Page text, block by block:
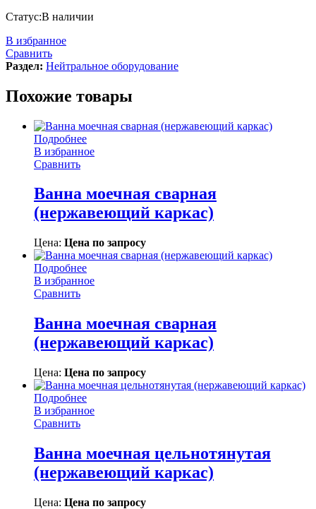
Статус:В наличии
В избранное
Сравнить
Раздел: Нейтральное оборудование
Похожие товары
Подробнее
В избранное
Сравнить
Ванна моечная сварная
(нержавеющий каркас)
Цена: Цена по запросу
Подробнее
В избранное
Сравнить
Ванна моечная сварная
(нержавеющий каркас)
Цена: Цена по запросу
Подробнее
В избранное
Сравнить
Ванна моечная цельнотянутая
(нержавеющий каркас)
Цена: Цена по запросу